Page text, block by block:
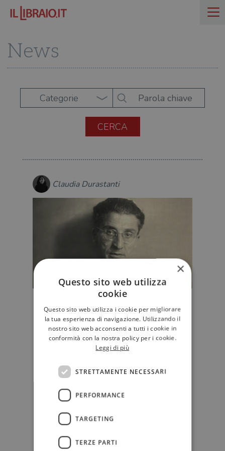
News
Categorie
Claudia Durastanti
"Una ragazza che non conosce
l’amore": Claudia Durastanti
introduce "La bella estate" di
Cesare Pavese
"Negli anni, non solo ho ripensato
spesso a 'La bella estate', ma l’ho
anche riletto. È uno di qu…
D'AUTORE
×
Questo sito web utilizza
cookie
Questo sito web utilizza i cookie per migliorare
la tua esperienza di navigazione. Utilizzando il
nostro sito web acconsenti a tutti i cookie in
conformità con la nostra policy per i cookie.
Leggi di più
STRETTAMENTE NECESSARI
PERFORMANCE
TARGETING
TERZE PARTI